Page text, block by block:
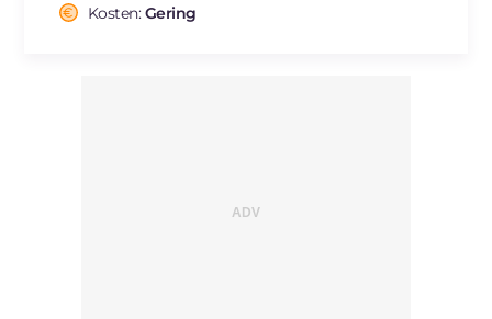
Kosten:Gering